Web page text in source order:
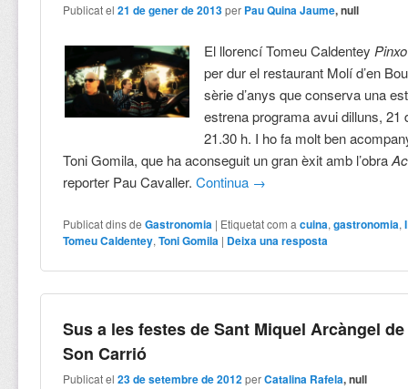
Publicat el21 de gener de 2013 per Pau Quina Jaume, null
El llorencí Tomeu Caldentey Pinxo
per dur el restaurant Molí d’en
sèrie d’anys que conserva una
estrena programa avui dilluns, 21
21.30 h. I ho fa molt ben
Toni Gomila, que ha aconseguit un gran èxit amb l’obra
reporter Pau Cavaller.Continua →
Publicat dins de Gastronomia | Etiquetat com a cuina,gastronomia,
Tomeu Caldentey,Toni Gomila | Deixa una resposta
Sus a les festes de Sant Miquel Arcàngel de
Son Carrió
Publicat el23 de setembre de 2012 perCatalina Rafela, null